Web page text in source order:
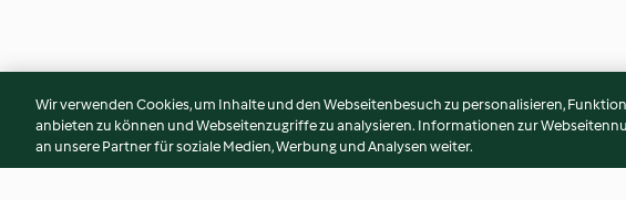
Wir verwenden Cookies, um Inhalte und den Webseitenbesuch zu personalisieren,
anbieten zu können und Webseitenzugriffe zu analysieren. Informationen zur
an unsere Partner für soziale Medien, Werbung und Analysen weiter.